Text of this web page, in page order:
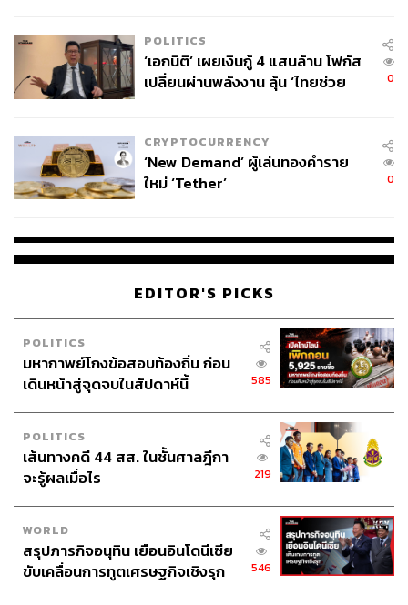
POLITICS
‘เอกนิติ’ เผยเงินกู้ 4 แสนล้าน โฟกัส
เปลี่ยนผ่านพลังงาน ลุ้น ‘ไทยช่วย
0
CRYPTOCURRENCY
‘New Demand’ ผู้เล่นทองคำราย
ใหม่ ‘Tether’
0
EDITOR'S PICKS
POLITICS
มหากาพย์โกงข้อสอบท้องถิ่น ก่อน
เดินหน้าสู่จุดจบในสัปดาห์นี้
585
POLITICS
เส้นทางคดี 44 สส. ในชั้นศาลฎีกา
จะรู้ผลเมื่อไร
219
WORLD
สรุปภารกิจอนุทิน เยือนอินโดนีเซีย
ขับเคลื่อนการทูตเศรษฐกิจเชิงรุก
546